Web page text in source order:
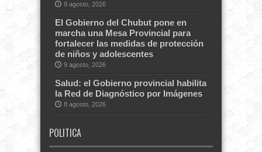
9 agosto, 2026
El Gobierno del Chubut pone en
marcha una Mesa Provincial para
fortalecer las medidas de protección
de niños y adolescentes
9 agosto, 2026
Salud: el Gobierno provincial habilita
la Red de Diagnóstico por Imágenes
8 agosto, 2026
POLITICA